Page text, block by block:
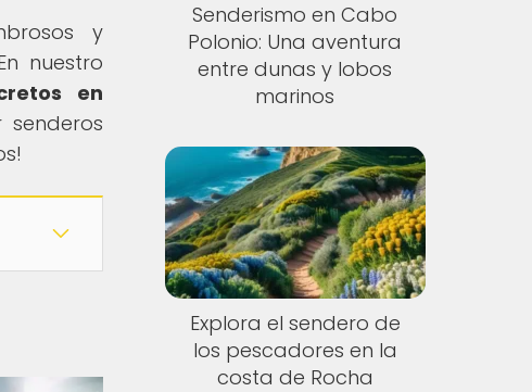
y
nuestro
en
Senderismo en Cabo
Polonio: Una aventura
entre dunas y lobos
marinos
Explora el sendero de
los pescadores en la
costa de Rocha